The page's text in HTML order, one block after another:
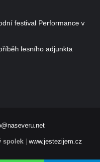
festival Performance v
lesního adjunkta
spolek www.jestezijem.cz